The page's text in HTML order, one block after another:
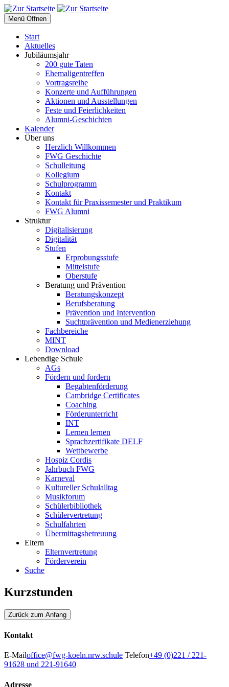
Menü Öffnen
Start
Aktuelles
Jubiläumsjahr
200 gute Taten
Ehemaligentreffen
Vortragsreihe
Konzerte und Aufführungen
Aktionen und Ausstellungen
Feste und Feierlichkeiten
Alumni-Geschichten
Kalender
Über uns
Herzlich Willkommen
FWG Geschichte
Schulleitung
Kollegium
Schulprogramm
Kontakt
Kontakt für Praxissemester und Praktikum
FWG Alumni
Struktur
Digitalisierung
Digitalität
Stufen
Erprobungsstufe
Mittelstufe
Oberstufe
Beratung und Prävention
Beratungskonzept
Berufsberatung
Prävention und Intervention
Suchtprävention und Medienerziehung
Fachbereiche
MINT
Download
Lebendige Schule
AGs
Fördern und fordern
Begabtenförderung
Cambridge Certificates
Coaching
Förderunterricht
INT
Lernen lernen
Sprachzertifikate DELF
Wettbewerbe
Hospiz Cordis
Jahrbuch FWG
Karneval
Kultureller Schulalltag
Musikforum
Schülerbibliothek
Schülervertretung
Schulfahrten
Übermittagsbetreuung
Eltern
Elternvertretung
Förderverein
Suche
Kurzstunden
Zurück zum Anfang
Kontakt
E-Mailoffice@fwg-koeln.nrw.schule Telefon+49 (0)221 / 221-
91628 und 221-91640
Adresse